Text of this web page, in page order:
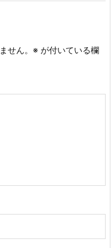
せん。 ※ が付いている欄